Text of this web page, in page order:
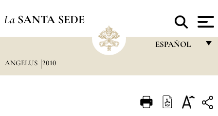
La SANTA SEDE
ESPAÑOL
ITALIANO
ANGELUS 2010